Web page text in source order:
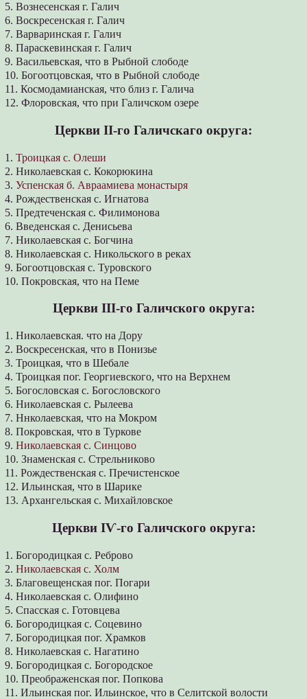
5. Вознесенская г. Галич
6. Воскресенская г. Галич
7. Варваринская г. Галич
8. Параскевинская г. Галич
9. Васильевская, что в Рыбной слободе
10. Богоотцовская, что в Рыбной слободе
11. Космодамианская, что близ г. Галича
12. Флоровская, что при Галичском озере
Церкви ІІ-го Галичскаго округа:
1.Троицкая с. Олеши
2. Николаевская с. Кокорюкина
3.Успенская б. Авраамиева монастыря
4. Рождественская с. Игнатова
5. Предтеченская с. Филимонова
6. Введенская с. Денисьева
7. Николаевская с. Богчина
8. Николаевская с. Никольского в реках
9. Богоотцовская с. Туровского
10. Покровская, что на Пеме
Церкви III-го Галичского округа:
1. Николаевская. что на Дору
2. Воскресенская, что в Понизье
3. Троицкая, что в Шебале
4. Троицкая пог. Георгиевского, что на Верхнем
5. Богословская с. Богословского
6. Николаевская с. Рылеева
7. Ннколаевская, что на Мокром
8. Покровская, что в Туркове
9.Николаевская с. Синцово
10. Знаменская с. Стрельниково
11. Рождественская с. Пречистенское
12. Ильинская, что в Шарике
13. Архангельская с. Михайловское
Церкви ІѴ-го Галичского округа:
1. Богородицкая с. Реброво
2.Николаевская с. Холм
3. Благовещенская пог. Погари
4. Николаевская с. Олифино
5. Спасская с. Готовцева
6. Богородицкая с. Соцевино
7. Богородицкая пог. Храмков
8. Николаевская с. Нагатино
9. Богородицкая с. Богородское
10. Преображенская пог. Попкова
11. Ильинская пог. Ильинское, что в Селитской волости